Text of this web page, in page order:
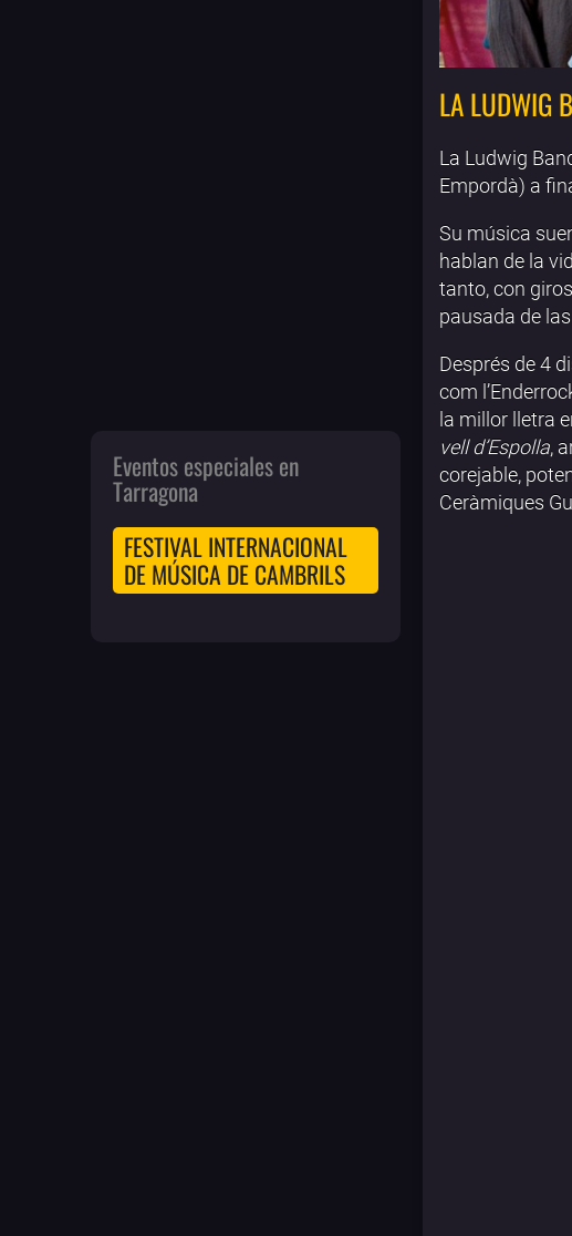
LA LUDWIG
La Ludwig
Empordà) a
Su música
hablan de la
tanto, con
pausada de
Després de 4
com
la millor lletra
vell d’Espolla,
corejable,
Ceràmiques
Eventos especiales en
Tarragona
FESTIVAL INTERNACIONAL
DE MÚSICA DE CAMBRILS